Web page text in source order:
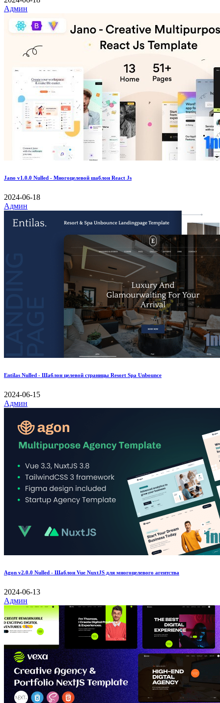
Админ
Jano v1.0.0 Nulled - Многоцелевой шаблон React Js
2024-06-18
Админ
Entilas Nulled - Шаблон целевой страницы Resort Spa Unbounce
2024-06-15
Админ
Agon v2.0.0 Nulled - Шаблон Vue NuxtJS для многоцелевого агентства
2024-06-13
Админ